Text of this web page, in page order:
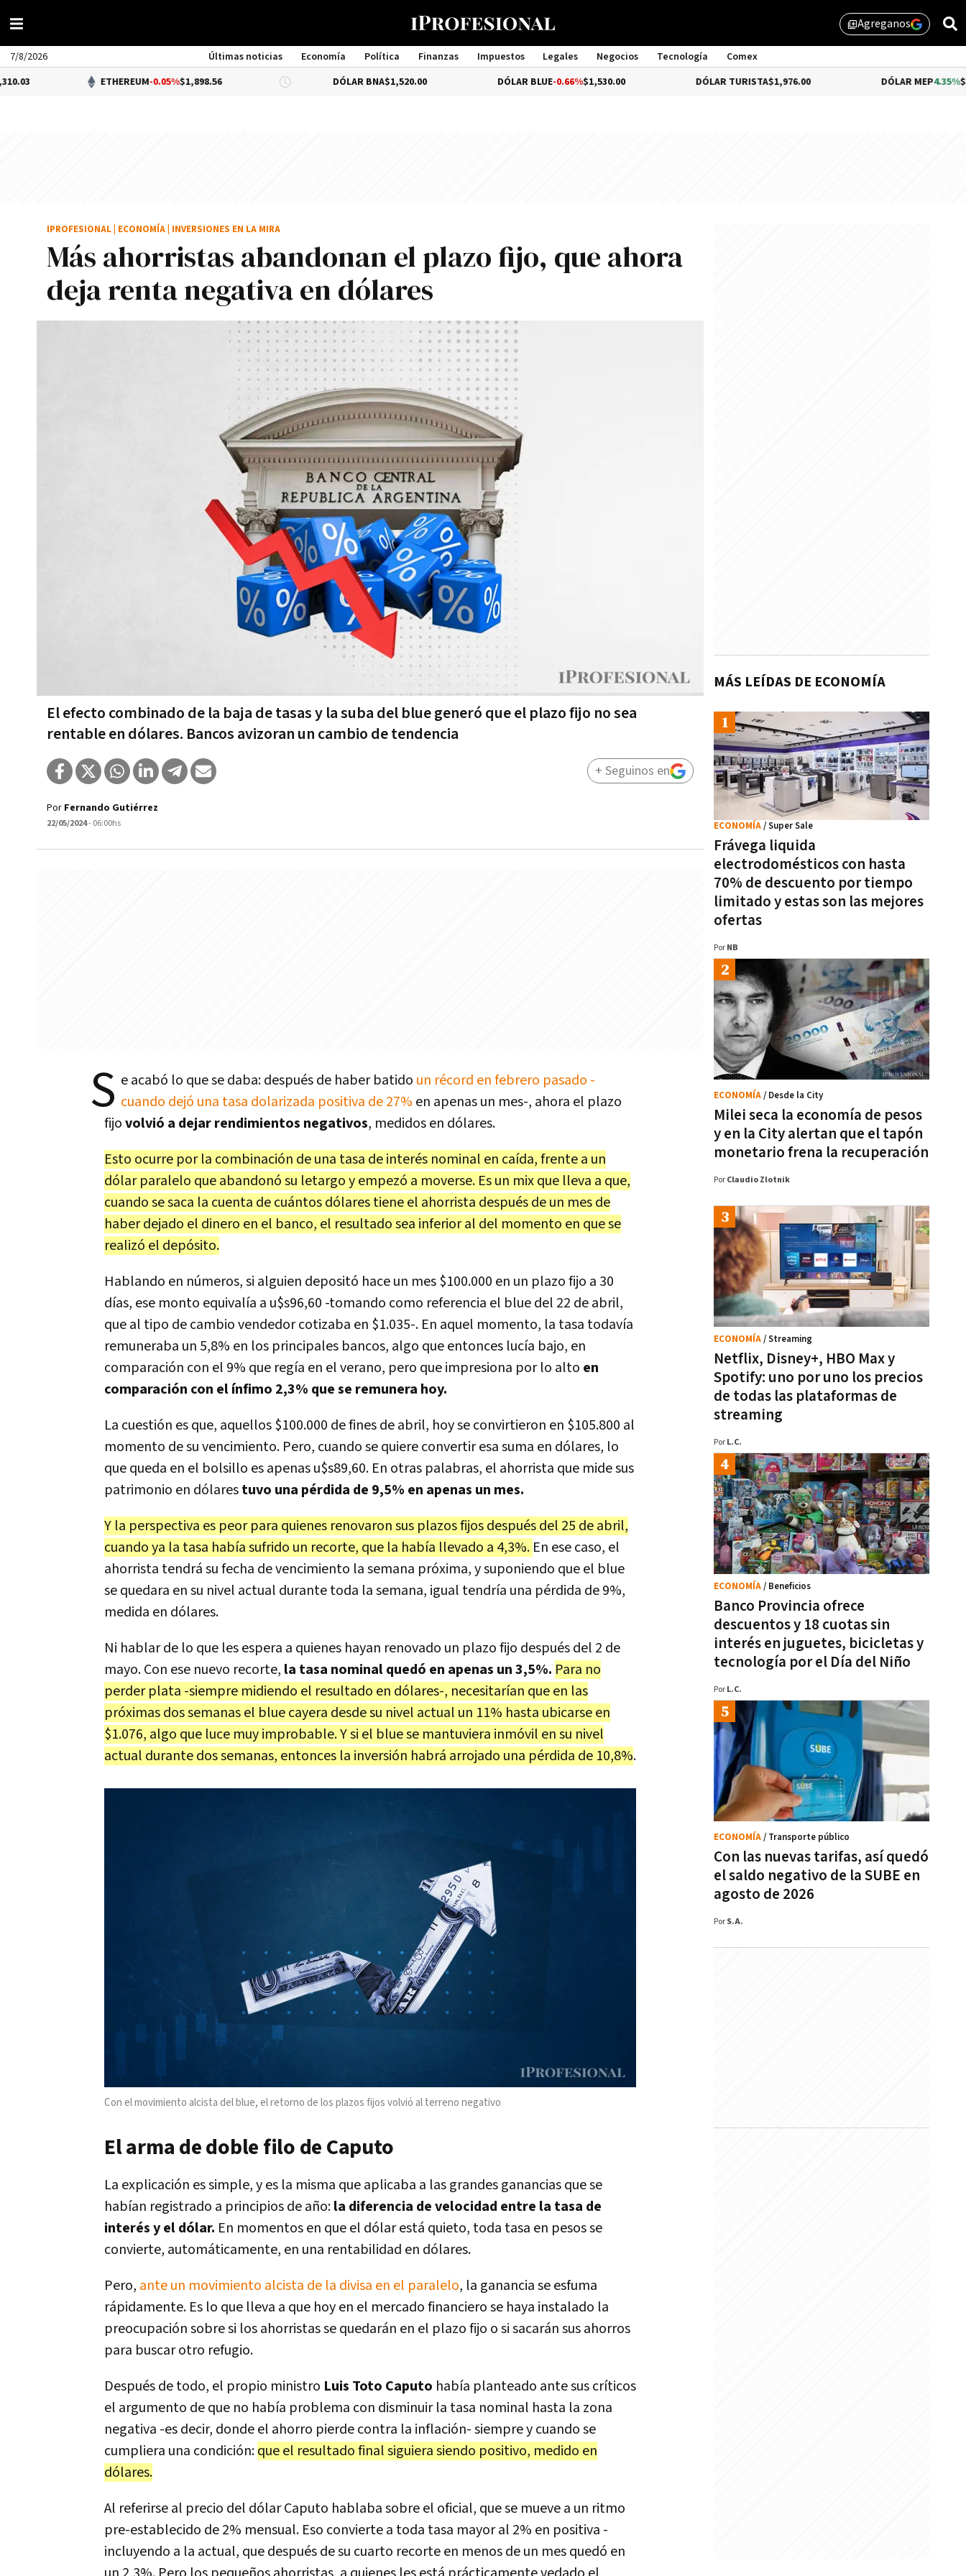
library_addAgreganos
7/8/2026 Últimas noticias Economía Política Finanzas Impuestos Legales Negocios Tecnología
Comex
Management
ETHEREUM -0.05%$1,898.56 DÓLAR BNA $1,520.00 DÓLAR BLUE-0.66% $1,530.00 DÓLAR TURISTA$1,976.00 4.35%$1,579.46
Más ahorristas abandonan el plazo fijo, que ahora
deja renta negativa en dólares
El efecto combinado de la baja de tasas y la suba del blue generó que el plazo fijo no sea
rentable en dólares. Bancos avizoran un cambio de tendencia
IPROFESIONAL ECONOMÍA INVERSIONES EN LA MIRA
Por Fernando Gutiérrez
22/05/2024- 06:00hs
+ Seguinos en
S e acabó lo que se daba: después de haber batido un récord en febrero pasado -
cuando dejó una tasa dolarizada positiva de 27% en apenas un mes-, ahora el plazo
fijovolvió a dejar rendimientos negativos, medidos en dólares.
Esto ocurre por la combinación de una tasa de interés nominal en caída, frente a un
dólar paralelo que abandonó su letargo y empezó a moverse. Es un mix que lleva a que,
cuando se saca la cuenta de cuántos dólares tiene el ahorrista después de un mes de
haber dejado el dinero en el banco, el resultado sea inferior al del momento en que se
realizó el depósito.
Hablando en números, si alguien depositó hace un mes $100.000 en un plazo fijo a 30
días, ese monto equivalía a u$s96,60 -tomando como referencia el blue del 22 de abril,
que al tipo de cambio vendedor cotizaba en $1.035-. En aquel momento, la tasa todavía
remuneraba un 5,8% en los principales bancos, algo que entonces lucía bajo, en
comparación con el 9% que regía en el verano, pero que impresiona por lo alto en
comparación con el ínfimo 2,3% que se remunera hoy.
La cuestión es que, aquellos $100.000 de fines de abril, hoy se convirtieron en $105.800 al
momento de su vencimiento. Pero, cuando se quiere convertir esa suma en dólares, lo
que queda en el bolsillo es apenas u$s89,60. En otras palabras, el ahorrista que mide sus
patrimonio en dólarestuvo una pérdida de 9,5% en apenas un mes.
Y la perspectiva es peor para quienes renovaron sus plazos fijos después del 25 de abril,
cuando ya la tasa había sufrido un recorte, que la había llevado a 4,3%. En ese caso, el
ahorrista tendrá su fecha de vencimiento la semana próxima, y suponiendo que el blue
se quedara en su nivel actual durante toda la semana, igual tendría una pérdida de 9%,
medida en dólares.
Ni hablar de lo que les espera a quienes hayan renovado un plazo fijo después del 2 de
mayo. Con ese nuevo recorte, la tasa nominal quedó en apenas un 3,5%. Para no
perder plata -siempre midiendo el resultado en dólares-, necesitarían que en las
próximas dos semanas el blue cayera desde su nivel actual un 11% hasta ubicarse en
$1.076, algo que luce muy improbable. Y si el blue se mantuviera inmóvil en su nivel
actual durante dos semanas, entonces la inversión habrá arrojado una pérdida de 10,8%.
Con el movimiento alcista del blue, el retorno de los plazos fijos volvió al terreno negativo
El arma de doble filo de Caputo
La explicación es simple, y es la misma que aplicaba a las grandes ganancias que se
habían registrado a principios de año:la diferencia de velocidad entre la tasa de
interés y el dólar. En momentos en que el dólar está quieto, toda tasa en pesos se
convierte, automáticamente, en una rentabilidad en dólares.
Pero, ante un movimiento alcista de la divisa en el paralelo, la ganancia se esfuma
rápidamente. Es lo que lleva a que hoy en el mercado financiero se haya instalado la
preocupación sobre si los ahorristas se quedarán en el plazo fijo o si sacarán sus ahorros
para buscar otro refugio.
Después de todo, el propio ministro Luis Toto Caputo había planteado ante sus críticos
el argumento de que no había problema con disminuir la tasa nominal hasta la zona
negativa -es decir, donde el ahorro pierde contra la inflación- siempre y cuando se
cumpliera una condición:que el resultado final siguiera siendo positivo, medido en
dólares.
Al referirse al precio del dólar Caputo hablaba sobre el oficial, que se mueve a un ritmo
pre-establecido de 2% mensual. Eso convierte a toda tasa mayor al 2% en positiva -
incluyendo a la actual, que después de su cuarto recorte en menos de un mes quedó en
MÁS LEÍDAS DE ECONOMÍA
Frávega liquida
electrodomésticos con hasta
70% de descuento por tiempo
limitado y estas son las mejores
ofertas
ECONOMÍA/ Super Sale
Por NB
Milei seca la economía de pesos
y en la City alertan que el tapón
monetario frena la recuperación
ECONOMÍA/ Desde la City
Por Claudio Zlotnik
Netflix, Disney+, HBO Max y
Spotify: uno por uno los precios
de todas las plataformas de
streaming
ECONOMÍA/ Streaming
Por L.C.
Banco Provincia ofrece
descuentos y 18 cuotas sin
interés en juguetes, bicicletas y
tecnología por el Día del Niño
ECONOMÍA/ Beneficios
Por L.C.
Con las nuevas tarifas, así quedó
el saldo negativo de la SUBE en
agosto de 2026
ECONOMÍA/ Transporte público
Por S.A.